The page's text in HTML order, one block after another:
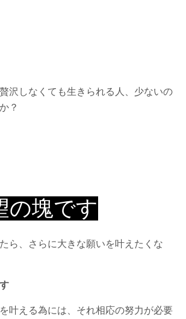
沢しなくても生きられる人、少ないの
？
の塊です
ら、さらに大きな願いを叶えたくな
叶える為には、それ相応の努力が必要